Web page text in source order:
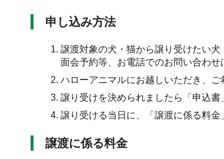
申し込み方法
譲渡対象の犬・猫から譲り受けたい犬
面会予約等、お電話でのお問い合わせ
ハローアニマルにお越しいただき、ご
譲り受けを決められましたら「申込
譲り受ける当日に、「譲渡に係る料金
譲渡に係る料金